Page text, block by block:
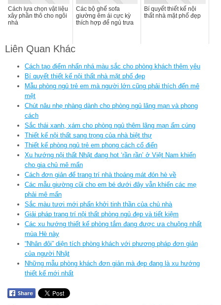
Cách lựa chọn vật liệu
xây phần thô cho ngôi
nhà
Các bộ ghế sofa
giường êm ái cực kỳ
thích hợp để ngủ trưa
Bí quyết thiết kế nội
thất nhà mặt phố đẹp
Liên Quan Khác
Cách tạo điểm nhấn nhá màu sắc cho phòng khách thêm yêu
Bí quyết thiết kế nội thất nhà mặt phố đẹp
Mẫu phòng ngủ trẻ em mà người lớn cũng phải thích đến mê
mệt
Chút nâu nhẹ nhàng dành cho phòng ngủ lãng mạn và phong
cách
Sắc thái xanh, xám cho phòng ngủ thêm lãng mạn ấm cúng
Thiết kế nội thất sang trọng của nhà biệt thự
Thiết kế phòng ngủ trẻ em phong cách cổ điển
Xu hướng nội thất Nhật đang hot ‘rần rần’ ở Việt Nam khiến
cho gia chủ mê mẩn
Cách đơn giản để trang trí nhà thoáng mát đón hè về
Các mẫu giường cũi cho em bé dưới đây vẫn khiến các mẹ
phải mê mẩn
Sắc màu tươi mới phấn khởi tinh thần của chủ nhà
Giải pháp trang trí nội thất phòng ngủ đẹp và tiết kiệm
Các xu hướng thiết kế phòng tắm đang được ưa chuộng nhất
mùa Hè này
“Nhân đôi” diện tích phòng khách với phương pháp đơn giản
của người Nhật
Những mẫu phòng khách đơn giản mà đẹp đang là xu hướng
thiết kế mới nhất